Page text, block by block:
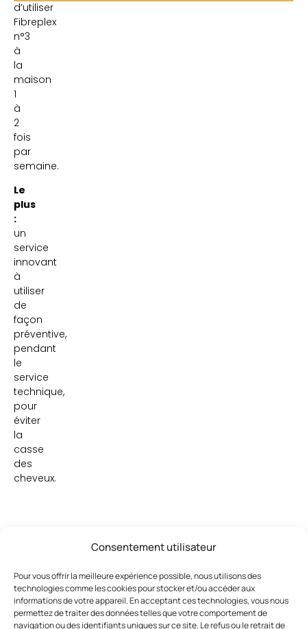
Consentement utilisateur
Pour vous offrir la meilleure expérience possible, nous utilisons des
technologies comme les cookies pour stocker et/ou accéder aux
informations de votre appareil. En acceptant ces technologies, vous nous
permettez de traiter des données telles que votre comportement de
navigation ou des identifiants uniques sur ce site. Le refus ou le retrait de
d’utiliser
Fibreplex
n°3
à
la
maison
1
à
2
fois
par
semaine.
Le
plus
:
un
service
innovant
à
utiliser
de
façon
préventive,
pendant
le
service
technique,
pour
éviter
la
casse
des
cheveux.
Ces articles pourraient vous
intéresser
Voir
tout